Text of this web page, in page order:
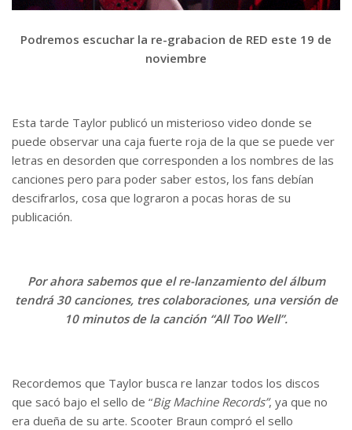
Podremos escuchar la re-grabacion de RED este 19 de
noviembre
Esta tarde Taylor publicó un misterioso video donde se
puede observar una caja fuerte roja de la que se puede ver
letras en desorden que corresponden a los nombres de las
canciones pero para poder saber estos, los fans debían
descifrarlos, cosa que lograron a pocas horas de su
publicación.
Por ahora sabemos que el re-lanzamiento del álbum
tendrá 30 canciones, tres colaboraciones, una versión de
10 minutos de la canción “All Too Well”.
Recordemos que Taylor busca re lanzar todos los discos
que sacó bajo el sello de “Big Machine Records”, ya que no
era dueña de su arte. Scooter Braun compró el sello